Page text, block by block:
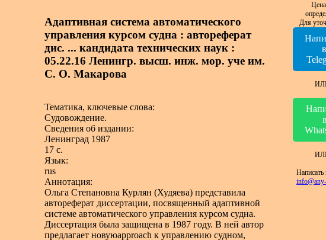
Адаптивная система автоматического
управления курсом судна : автореферат
дис. ... кандидата технических наук :
05.22.16 Ленингр. высш. инж. мор. уче им.
С. О. Макарова
Тематика, ключевые слова:
Судовождение.
Сведения об издании:
Ленинград 1987
17 с.
Язык:
rus
Аннотация:
Ольга Степановна Курлян (Худяева) представила
автореферат диссертации, посвященный адаптивной
системе автоматического управления курсом судна.
Диссертация была защищена в 1987 году. В ней автор
предлагает новуюapproach к управлению судном,
Для
в
в
Написать